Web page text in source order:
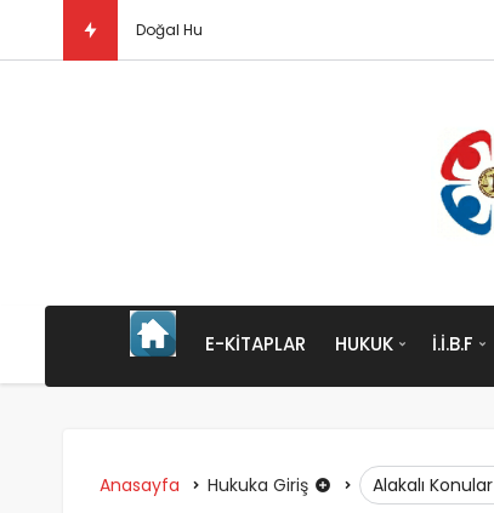
Doğal Hukuk Kuramı Nedir?
E-KITAPLAR HUKUK İ.İ.B.F
Anasayfa Hukuka Giriş Alakalı Konular